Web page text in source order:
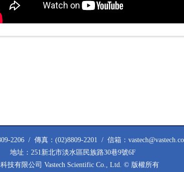
2206 / 傳真：(02)8809-2201 / 信箱：
地址：251新北市淡水區民族路30巷9號6F
技有限公司 Vastech Scientific Co., Ltd. © 版權所有